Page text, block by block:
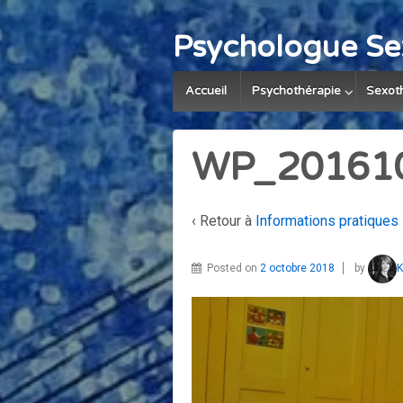
Psychologue
Accueil Psychothérapie
‹ Retour à Informations pratiques
Posted on 2 octobre 2018 by